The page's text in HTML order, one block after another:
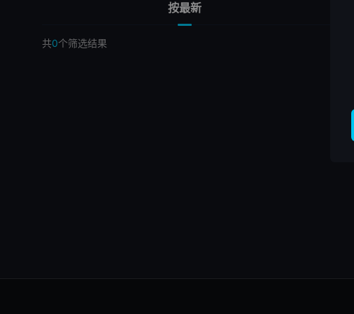
按最新
共0个筛选结果